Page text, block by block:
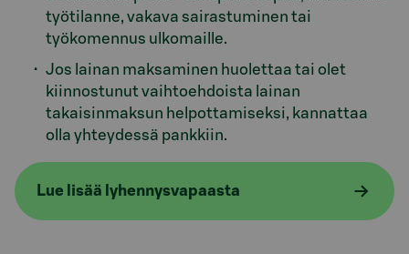
työtilanne, vakava sairastuminen tai
työkomennus ulkomaille.
Jos lainan maksaminen huolettaa tai olet
kiinnostunut vaihtoehdoista lainan
takaisinmaksun helpottamiseksi, kannattaa
olla yhteydessä pankkiin.
Lue lisää lyhennysvapaasta